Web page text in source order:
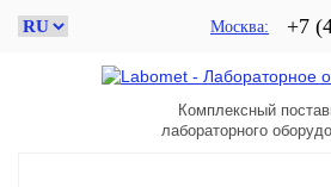
Москва +7
Комплексный
лабораторного